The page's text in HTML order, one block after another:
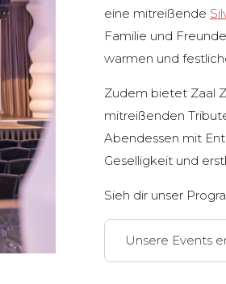
eine mitreißende
Familie und
warmen und
Zudem bietet Zaal
mitreißenden
Abendessen mit
Geselligkeit und
Sieh dir unser
Unsere Events